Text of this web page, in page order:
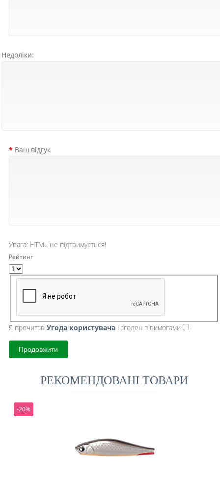
Недоліки:
Ваш відгук
Увага: HTML не підтримується!
Рейтинг
Я прочитав Угода користувача і згоден з вимогами
Продовжити
РЕКОМЕНДОВАНІ ТОВАРИ
-20%